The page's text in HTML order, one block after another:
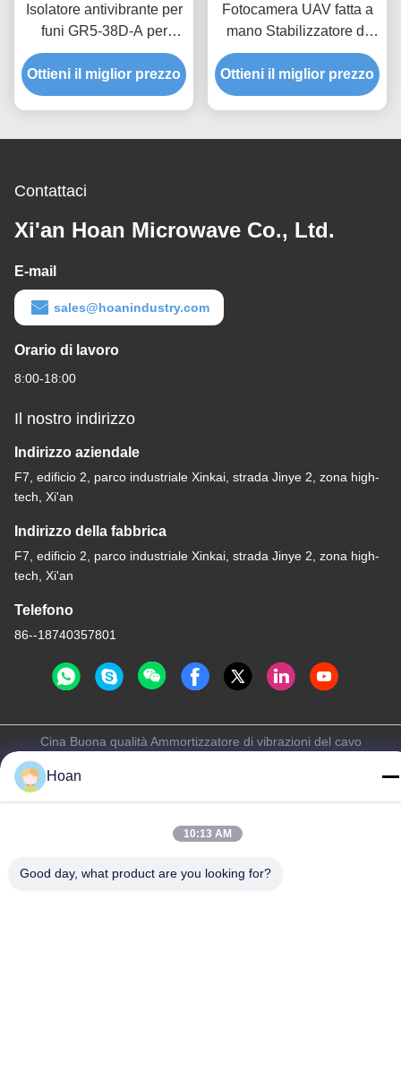
Isolatore antivibrante per
funi GR5-38D-A per
droni, carico 3.5-2000KG
Ottieni il miglior prezzo
Fotocamera UAV fatta a
mano Stabilizzatore di
droni RC Auto Fotografia
aerea Vibrazione
Assorbimento shock
della fotocamera è
Ottieni il miglior prezzo
Contattaci
Xi'an Hoan Microwave Co., Ltd.
E-mail
sales@hoanindustry.com
Orario di lavoro
8:00-18:00
Il nostro indirizzo
Indirizzo aziendale
F7, edificio 2, parco industriale Xinkai, strada Jinye 2, zona high-
tech, Xi'an
Indirizzo della fabbrica
F7, edificio 2, parco industriale Xinkai, strada Jinye 2, zona high-
tech, Xi'an
Telefono
86--18740357801
Politica sulla privacy|Mappa del sito
Cina Buona qualità Ammortizzatore di vibrazioni del cavo
metallico Fornitore. 2024-2026 Xi'an Hoan Microwave Co., Ltd. .
Hoan
10:13 AM
Good day, what product are you looking for?